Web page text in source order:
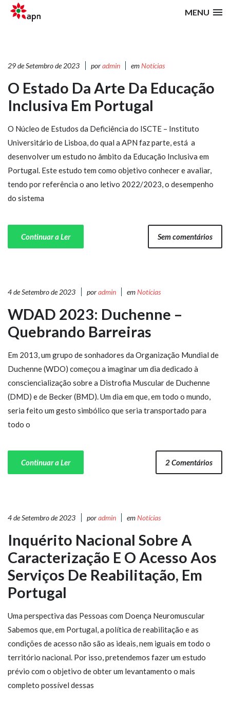
MENU
29 de Setembro de 2023 poradmin emNotícias
O Estado Da Arte Da Educação
Inclusiva Em Portugal
O Núcleo de Estudos da Deficiência do ISCTE – Instituto
Universitário de Lisboa, do qual a APN faz parte, está a
desenvolver um estudo no âmbito da Educação Inclusiva em
Portugal. Este estudo tem como objetivo conhecer e avaliar,
tendo por referência o ano letivo 2022/2023, o desempenho
do sistema
Continuar a Ler Sem comentários
4 de Setembro de 2023 poradmin emNotícias
WDAD 2023: Duchenne –
Quebrando Barreiras
Em 2013, um grupo de sonhadores da Organização Mundial de
Duchenne (WDO) começou a imaginar um dia dedicado à
consciencialização sobre a Distrofia Muscular de Duchenne
(DMD) e de Becker (BMD). Um dia em que, em todo o mundo,
seria feito um gesto simbólico que seria transportado para
todo o
Continuar a Ler 2 Comentários
4 de Setembro de 2023 poradmin emNotícias
Inquérito Nacional Sobre A
Caracterização E O Acesso Aos
Serviços De Reabilitação, Em
Portugal
Uma perspectiva das Pessoas com Doença Neuromuscular
Sabemos que, em Portugal, a política de reabilitação e as
condições de acesso não são as ideais, nem iguais em todo o
território nacional. Por isso, pretendemos fazer um estudo
prévio com o objetivo de obter um levantamento o mais
completo possível dessas